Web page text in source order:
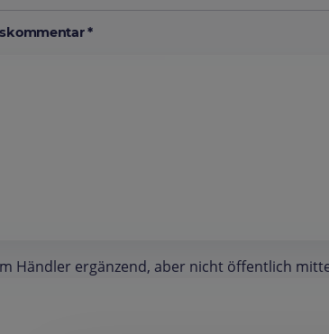
*
Händler ergänzend, aber nicht öffentlich